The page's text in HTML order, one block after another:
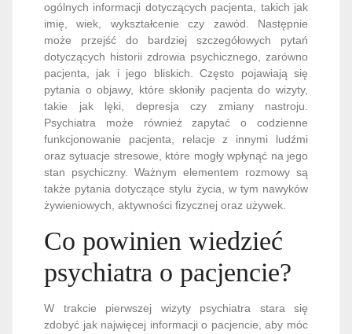
ogólnych informacji dotyczących pacjenta, takich jak
imię, wiek, wykształcenie czy zawód. Następnie
może przejść do bardziej szczegółowych pytań
dotyczących historii zdrowia psychicznego, zarówno
pacjenta, jak i jego bliskich. Często pojawiają się
pytania o objawy, które skłoniły pacjenta do wizyty,
takie jak lęki, depresja czy zmiany nastroju.
Psychiatra może również zapytać o codzienne
funkcjonowanie pacjenta, relacje z innymi ludźmi
oraz sytuacje stresowe, które mogły wpłynąć na jego
stan psychiczny. Ważnym elementem rozmowy są
także pytania dotyczące stylu życia, w tym nawyków
żywieniowych, aktywności fizycznej oraz używek.
Co powinien wiedzieć
psychiatra o pacjencie?
W trakcie pierwszej wizyty psychiatra stara się
zdobyć jak najwięcej informacji o pacjencie, aby móc